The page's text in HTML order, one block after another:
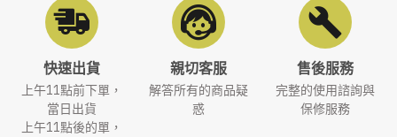
快速出貨
上午11點前下單，
當日出貨
上午11點後的單，
親切客服
解答所有的商品疑
惑
售後服務
完整的使用諮詢與
保修服務